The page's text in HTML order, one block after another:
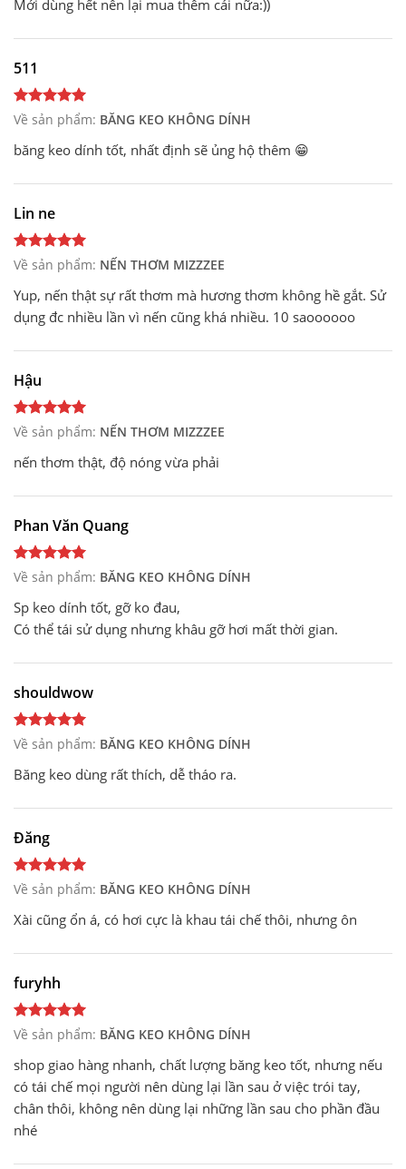
Mới dùng hết nên lại mua thêm cái nữa:))
511
Về sản phẩm: BĂNG KEO KHÔNG DÍNH
băng keo dính tốt, nhất định sẽ ủng hộ thêm 😁
Lin ne
Về sản phẩm: NẾN THƠM MIZZZEE
Yup, nến thật sự rất thơm mà hương thơm không hề gắt. Sử
dụng đc nhiều lần vì nến cũng khá nhiều. 10 saoooooo
Hậu
Về sản phẩm: NẾN THƠM MIZZZEE
nến thơm thật, độ nóng vừa phải
Phan Văn Quang
Về sản phẩm: BĂNG KEO KHÔNG DÍNH
Sp keo dính tốt, gỡ ko đau,
Có thể tái sử dụng nhưng khâu gỡ hơi mất thời gian.
shouldwow
Về sản phẩm: BĂNG KEO KHÔNG DÍNH
Băng keo dùng rất thích, dễ tháo ra.
Đăng
Về sản phẩm: BĂNG KEO KHÔNG DÍNH
Xài cũng ổn á, có hơi cực là khau tái chế thôi, nhưng ôn
furyhh
Về sản phẩm: BĂNG KEO KHÔNG DÍNH
shop giao hàng nhanh, chất lượng băng keo tốt, nhưng nếu
có tái chế mọi người nên dùng lại lần sau ở việc trói tay,
chân thôi, không nên dùng lại những lần sau cho phần đầu
nhé